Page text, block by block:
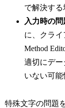
で解決する
入力時の問
に、クライ
Method
適切にデー
いない可能
特殊文字の問題